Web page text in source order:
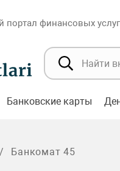
финансовых
Банковские карты
Банкомат 45